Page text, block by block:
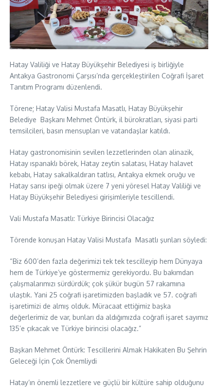
Hatay Valiliği ve Hatay Büyükşehir Belediyesi iş birliğiyle
Antakya Gastronomi Çarşısı’nda gerçekleştirilen Coğrafi İşaret
Tanıtım Programı düzenlendi.
Törene; Hatay Valisi Mustafa Masatlı, Hatay Büyükşehir
Belediye Başkanı Mehmet Öntürk, il bürokratları, siyasi parti
temsilcileri, basın mensupları ve vatandaşlar katıldı.
Hatay gastronomisinin sevilen lezzetlerinden olan alinazik,
Hatay ıspanaklı börek, Hatay zeytin salatası, Hatay halavet
kebabı, Hatay sakalkaldıran tatlısı, Antakya ekmek oruğu ve
Hatay sarısı ipeği olmak üzere 7 yeni yöresel Hatay Valiliği ve
Hatay Büyükşehir Belediyesi girişimleriyle tescillendi.
Vali Mustafa Masatlı: Türkiye Birincisi Olacağız
Törende konuşan Hatay Valisi Mustafa Masatlı şunları söyledi:
“Biz 600’den fazla değerimizi tek tek tescilleyip hem Dünyaya
hem de Türkiye’ye göstermemiz gerekiyordu. Bu bakımdan
çalışmalarımızı sürdürdük; çok şükür bugün 57 rakamına
ulaştık. Yani 25 coğrafi işaretimizden başladık ve 57. coğrafi
işaretimizi de almış olduk. Müracaat ettiğimiz başka
değerlerimiz de var, bunları da aldığımızda coğrafi işaret sayımız
135’e çıkacak ve Türkiye birincisi olacağız.”
Başkan Mehmet Öntürk: Tescillerini Almak Hakikaten Bu Şehrin
Geleceği İçin Çok Önemliydi
Hatay’ın önemli lezzetlere ve güçlü bir kültüre sahip olduğunu